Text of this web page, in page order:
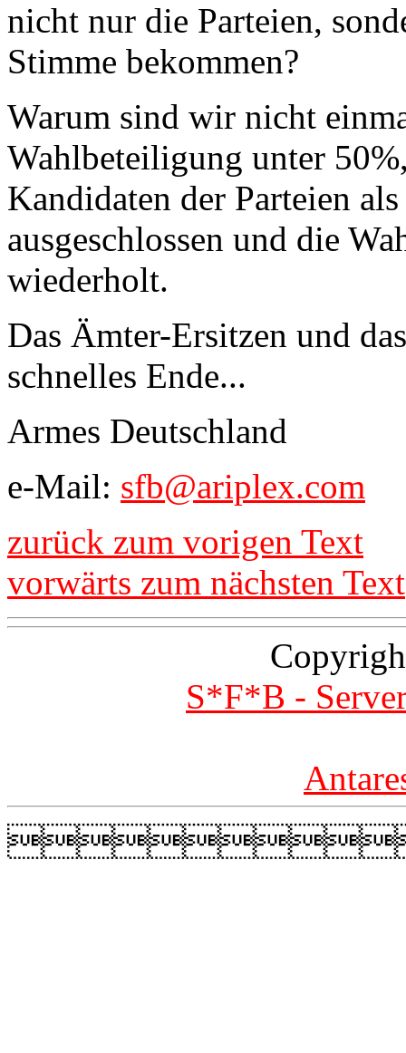
nicht nur die Parteien,
Stimme bekommen?
Warum sind wir nicht
Wahlbeteiligung unter
Kandidaten der Parteien
ausgeschlossen und die
wiederholt.
Das Ämter-Ersitzen und
schnelles Ende...
Armes Deutschland
e-Mail: sfb@ariplex.com
zurück zum vorigen Text
vorwärts zum nächsten Text
S*F*B -